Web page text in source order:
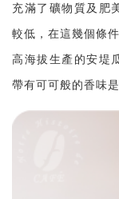
充滿了礦物質及肥
較低，在這幾個條
高海拔生產的安堤
帶有可可般的香味是